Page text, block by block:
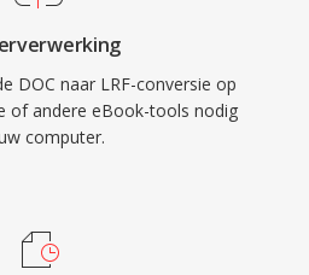
DOC naar LRF-conversie op
of andere eBook-tools nodig
computer.